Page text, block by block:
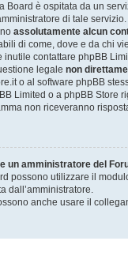
Board è ospitata da un
di tale
assolutamente alcun
di come, dove e da chi
inutile contattare phpBB
legale non
o al software phpBB
Limited o a phpBB Store
non riceveranno
un amministratore del
possono utilizzare il
dall’amministratore.
anche usare il